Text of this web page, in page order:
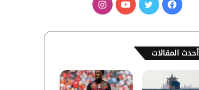
ف
س
و
ي
و
ا
ق
أحدث المقالات